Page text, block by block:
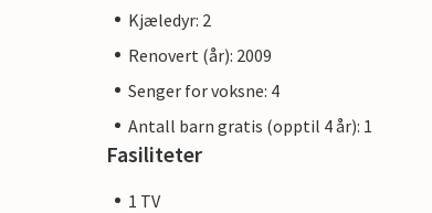
Kjæledyr: 2
Renovert (år): 2009
Senger for voksne: 4
Antall barn gratis (opptil 4 år): 1
Fasiliteter
1 TV